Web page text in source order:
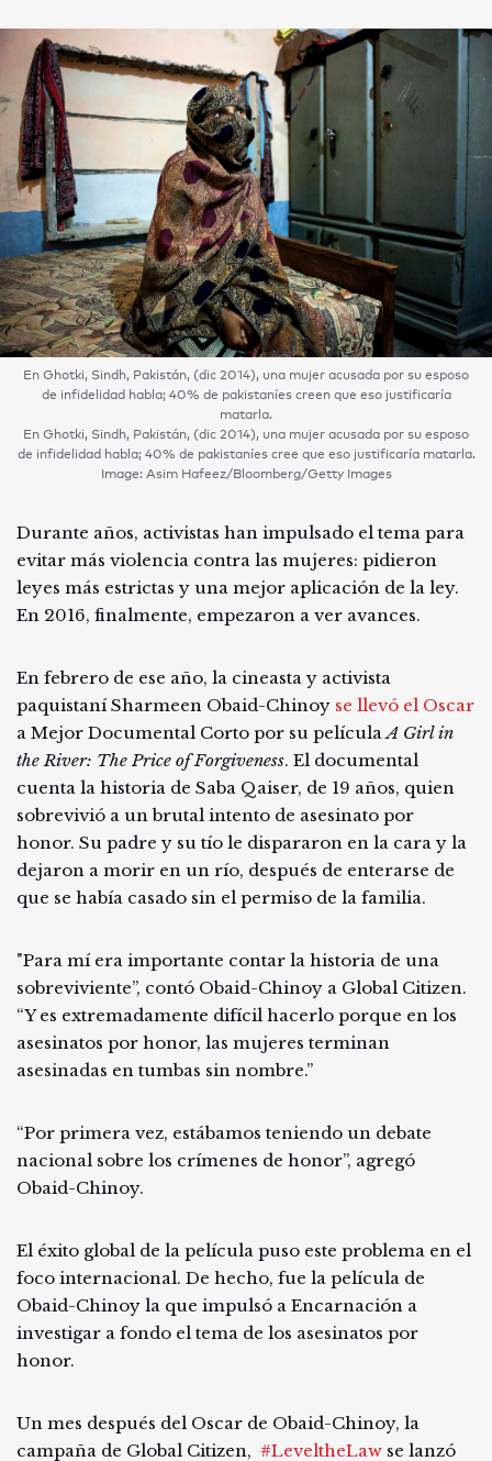
En Ghotki, Sindh, Pakistán, (dic 2014), una mujer acusada por su esposo
de infidelidad habla; 40% de pakistaníes creen que eso justificaría
matarla.
En Ghotki, Sindh, Pakistán, (dic 2014), una mujer acusada por su esposo
de infidelidad habla; 40% de pakistaníes cree que eso justificaría matarla.
Image: Asim Hafeez/Bloomberg/Getty Images
Durante años, activistas han impulsado el tema para
evitar más violencia contra las mujeres: pidieron
leyes más estrictas y una mejor aplicación de la ley.
En 2016, finalmente, empezaron a ver avances.
En febrero de ese año, la cineasta y activista
paquistaní Sharmeen Obaid-Chinoy se llevó el Oscar
a Mejor Documental Corto por su películaA Girl in
the River: The Price of Forgiveness. El documental
cuenta la historia de Saba Qaiser, de 19 años, quien
sobrevivió a un brutal intento de asesinato por
honor. Su padre y su tío le dispararon en la cara y la
dejaron a morir en un río, después de enterarse de
que se había casado sin el permiso de la familia.
"Para mí era importante contar la historia de una
sobreviviente”, contó Obaid-Chinoy a Global Citizen.
“Y es extremadamente difícil hacerlo porque en los
asesinatos por honor, las mujeres terminan
asesinadas en tumbas sin nombre.”
“Por primera vez, estábamos teniendo un debate
nacional sobre los crímenes de honor”, agregó
Obaid-Chinoy.
El éxito global de la película puso este problema en el
foco internacional. De hecho, fue la película de
Obaid-Chinoy la que impulsó a Encarnación a
investigar a fondo el tema de los asesinatos por
honor.
Un mes después del Oscar de Obaid-Chinoy, la
campaña de Global Citizen, #LeveltheLaw se lanzó